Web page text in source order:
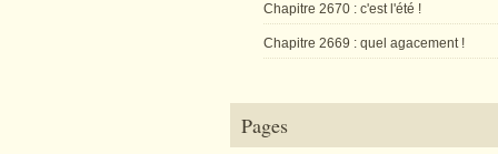
Chapitre 2670 : c'est l'été !
Chapitre 2669 : quel agacement !
Pages